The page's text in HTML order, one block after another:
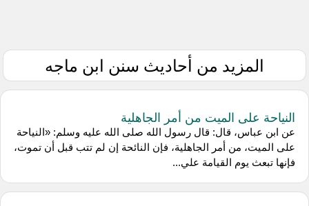
المزيد من أحاديث سنن ابن ماجه
النياحة على الميت من أمر الجاهلية
عن ابن عباس، قال: قال رسول الله صلى الله عليه وسلم: «النياحة
على الميت، من أمر الجاهلية، فإن النائحة إن لم تتب قبل أن تموت،
فإنها تبعث يوم القيامة علي...